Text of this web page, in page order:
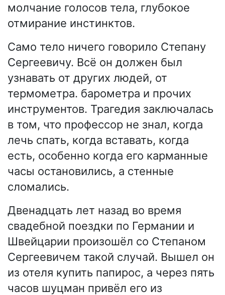
молчание голосов тела, глубокое
отмирание инстинктов.
Само тело ничего говорило Степану
Сергеевичу. Всё он должен был
узнавать от других людей, от
термометра. барометра и прочих
инструментов. Трагедия заключалась
в том, что профессор не знал, когда
лечь спать, когда вставать, когда
есть, особенно когда его карманные
часы остановились, а стенные
сломались.
Двенадцать лет назад во время
свадебной поездки по Германии и
Швейцарии произошёл со Степаном
Сергеевичем такой случай. Вышел он
из отеля купить папирос, а через пять
часов шуцман привёл его из